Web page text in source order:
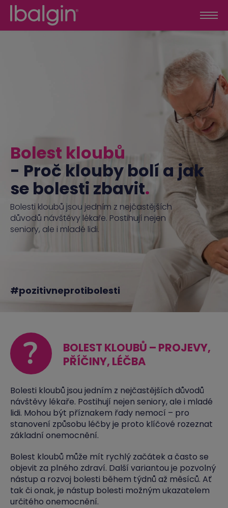
Bolest kloubů
- Proč klouby bolí a jak
se bolesti zbavit.
Bolesti kloubů jsou jedním z nejčastějších
důvodů návštěvy lékaře. Postihují nejen
seniory, ale i mladé lidi.
#pozitivneprotibolesti
?
BOLEST KLOUBŮ – PROJEVY,
PŘÍČINY, LÉČBA
Bolesti kloubů jsou jedním z nejčastějších důvodů
návštěvy lékaře. Postihují nejen seniory, ale i mladé
lidi. Mohou být příznakem řady nemocí – pro
stanovení způsobu léčby je proto klíčové rozeznat
základní onemocnění.
Bolest kloubů může mít rychlý začátek a často se
objevit za plného zdraví. Další variantou je pozvolný
nástup a rozvoj bolesti během týdnů až měsíců. Ať
tak či onak, je nástup bolesti možným ukazatelem
určitého onemocnění.